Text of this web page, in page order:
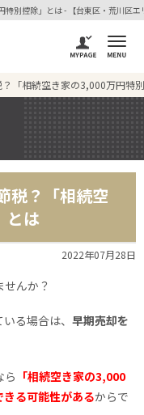
別控除」とは - 【台東区・荒川区
「相続空き家の3,000万円特
税？「相続空
とは
2022年07月28日
んか？
る場合は、 早期売却を
ら 「相続空き家の3,000
る可能性があるからで